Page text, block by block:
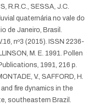
R.R.C., SESSA, J.C.
quaternária no vale do
de Janeiro, Brasil.
nº3 (2015). ISSN 2236-
M. E. 1991. Pollen
1991, 216 p.
V., SAFFORD, H.
fire dynamics in the
southeastern Brazil.